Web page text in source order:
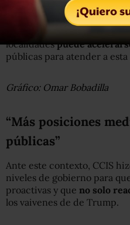
De ahí que, en opinión de
de migrantes retornados
incrementa con Trump, el
localidadespuede
públicas para atender a
Gráfico: Omar Bobadilla
“Más posiciones
públicas”
Ante este contexto, CCIS
niveles de gobierno para
proactivas y que no solo
los vaivenes de de Trump.